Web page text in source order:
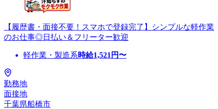
【履歴書・面接不要！スマホで登録完了】シンプルな軽作業
のお仕事◎日払い＆フリーター歓迎
軽作業・製造系時給1,521 円〜
勤務地
面接地
千葉県船橋市